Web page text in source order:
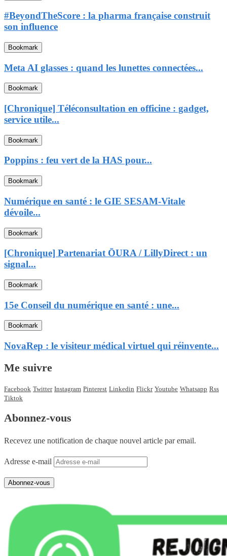
#BeyondTheScore : la pharma française construit
son influence
Bookmark
Meta AI glasses : quand les lunettes connectées...
Bookmark
[Chronique] Téléconsultation en officine : gadget,
service utile...
Bookmark
Poppins : feu vert de la HAS pour...
Bookmark
Numérique en santé : le GIE SESAM-Vitale
dévoile...
Bookmark
[Chronique] Partenariat ŌURA / LillyDirect : un
signal...
Bookmark
15e Conseil du numérique en santé : une...
Bookmark
NovaRep : le visiteur médical virtuel qui réinvente...
Me suivre
Facebook Twitter Instagram Pinterest Linkedin Flickr Youtube Whatsapp Rss
Tiktok
Abonnez-vous
Recevez une notification de chaque nouvel article par email.
Adresse e-mail
Abonnez-vous